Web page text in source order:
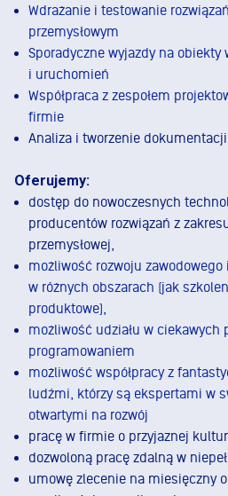
Wdrażanie i testowanie
przemysłowym
Sporadyczne wyjazdy na
i uruchomień
Współpraca z zespołem
firmie
Analiza i tworzenie
Oferujemy:
dostęp do nowoczesnych
producentów rozwiązań z
przemysłowej,
możliwość rozwoju
w różnych obszarach (jak
produktowe),
możliwość udziału w ciekawych
programowaniem
możliwość współpracy z
ludźmi, którzy są ekspertami w
otwartymi na rozwój
pracę w firmie o przyjaznej
dozwoloną pracę zdalną w
umowę zlecenie na miesięczny